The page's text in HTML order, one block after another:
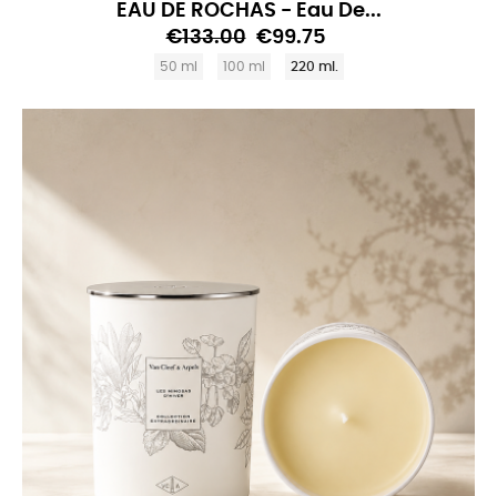
EAU DE ROCHAS - Eau De...
€133.00 €99.75
50 ml 100 ml 220 ml.